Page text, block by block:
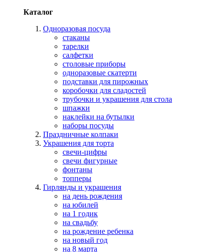
Каталог
Одноразовая посуда
стаканы
тарелки
салфетки
столовые приборы
одноразовые скатерти
подставки для пирожных
коробочки для сладостей
трубочки и украшения для стола
шпажки
наклейки на бутылки
наборы посуды
Праздничные колпаки
Украшения для торта
свечи-цифры
свечи фигурные
фонтаны
топперы
Гирлянды и украшения
на день рождения
на юбилей
на 1 годик
на свадьбу
на рождение ребенка
на новый год
на 8 марта